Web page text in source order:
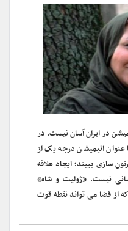
در ایران آسان نیست. در
انیمیشن درجه یک از
سازی ببیند؛ ایجاد علاقه
نیست. «ژولیت و شاه»
از قضا می تواند نقطه قوت